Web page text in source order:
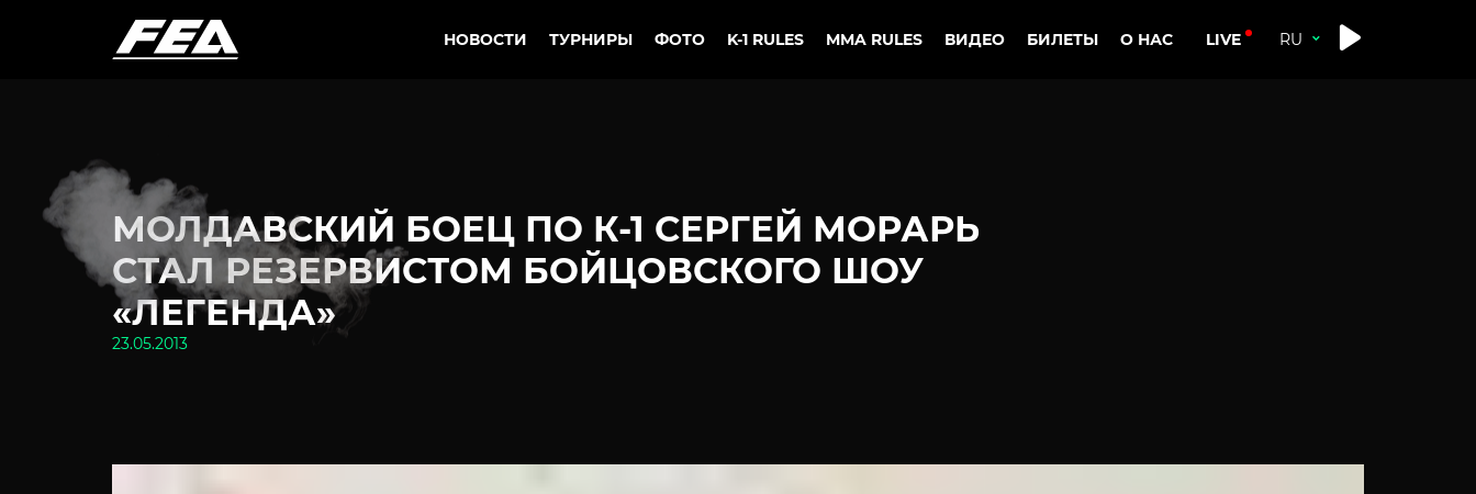
НОВОСТИ ТУРНИРЫ ФОТО K-1 RULES MMA RULES ВИДЕО БИЛЕТЫ О НАС LIVE
МОЛДАВСКИЙ БОЕЦ ПО К-1 СЕРГЕЙ МОРАРЬ
СТАЛ РЕЗЕРВИСТОМ БОЙЦОВСКОГО ШОУ
«ЛЕГЕНДА»
23.05.2013